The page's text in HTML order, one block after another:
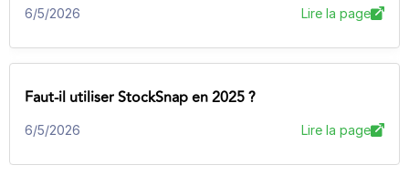
6/5/2026 Lire la page
Faut-il utiliser StockSnap en 2025 ?
6/5/2026 Lire la page